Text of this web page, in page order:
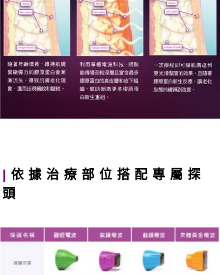
| 依據治療部位搭配專屬探
頭